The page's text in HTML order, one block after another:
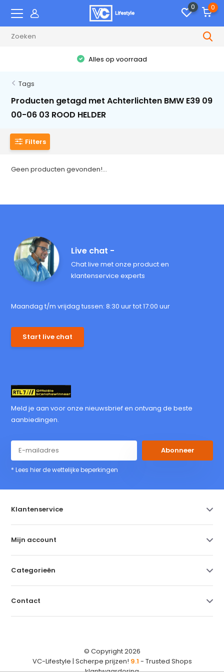
0 0
Alles op voorraad
Tags
Producten getagd met Achterlichten BMW E39 09
00-06 03 ROOD HELDER
Filters
Geen producten gevonden!...
Live chat -
Chat live met onze product en
klantenservice experts
Maandag t/m vrijdag tussen: 8:30 uur tot 17:00 uur
Start live chat
Meld je aan voor onze nieuwsbrief en ontvang de beste
aanbiedingen.
Abonneer
* Lees hier de wettelijke beperkingen
Klantenservice
Mijn account
Categorieën
Contact
© Copyright 2026
VC-Lifestyle | Scherpe prijzen! 9.1 - Trusted Shops